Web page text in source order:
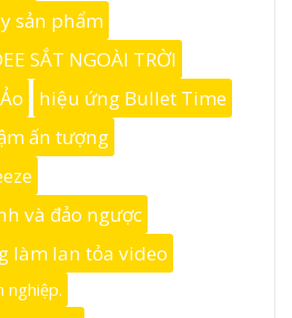
sản phẩm
SẮT NGOÀI TRỜI
hiệu ứng Bullet Time
ấn tượng
và đảo ngược
làm lan tỏa video
nghiệp.